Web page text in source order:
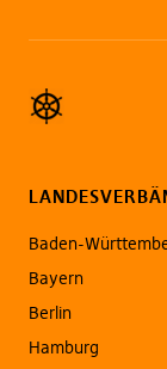
Baden-
Bayern
Berlin
Hamburg